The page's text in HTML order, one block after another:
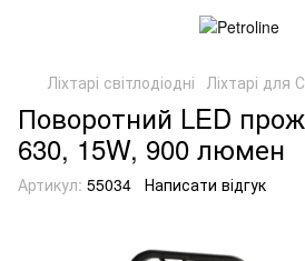
Ліхтарі світлодіодні Ліхтарі для
Поворотний LED
630, 15W, 900 люмен
Артикул: 55034 Написати відгук